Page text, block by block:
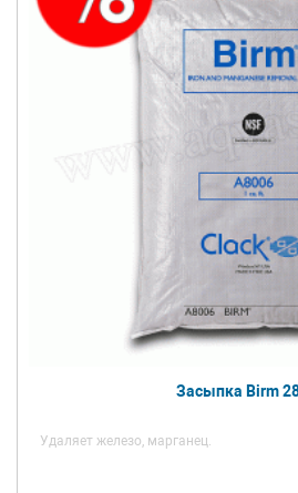
Засыпка Birm
Удаляет железо, марганец.